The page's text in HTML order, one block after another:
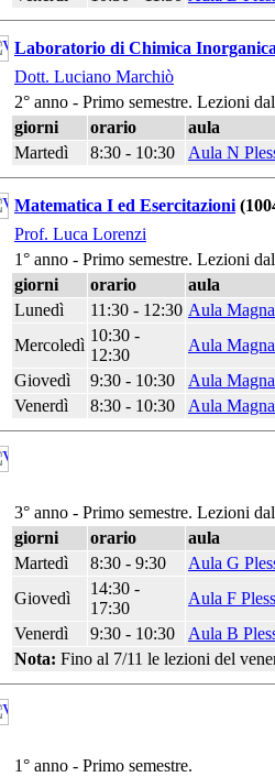
Laboratorio di Chimica
Dott. Luciano Marchiò
2° anno - Primo semestre. Lezioni
giorni
orario
aula
Martedì
8:30 - 10:30 Aula N
Matematica I ed Esercitazioni
Prof. Luca Lorenzi
1° anno - Primo semestre. Lezioni
giorni
orario
aula
Lunedì
11:30 - 12:30 Aula
Mercoledì
10:30 -
12:30
Aula
Giovedì
9:30 - 10:30
Aula
Venerdì
8:30 - 10:30 Aula
3° anno - Primo semestre. Lezioni
giorni
orario
aula
Martedì
8:30 - 9:30
Aula G
Giovedì
14:30 -
17:30
Aula F
Venerdì
9:30 - 10:30
Aula B
Nota: Fino al 7/11 le lezioni del
1° anno - Primo semestre.